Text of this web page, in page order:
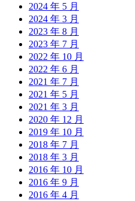
2024 年 5 月
2024 年 3 月
2023 年 8 月
2023 年 7 月
2022 年 10 月
2022 年 6 月
2021 年 7 月
2021 年 5 月
2021 年 3 月
2020 年 12 月
2019 年 10 月
2018 年 7 月
2018 年 3 月
2016 年 10 月
2016 年 9 月
2016 年 4 月